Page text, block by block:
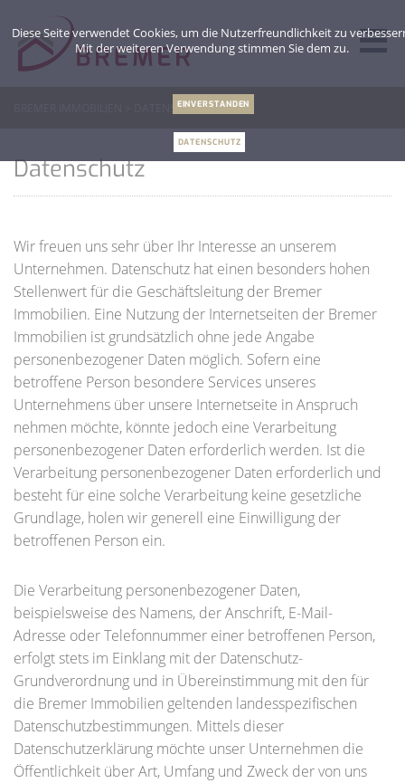
DATENSCHUTZ
Datenschutz
Wir freuen uns sehr über Ihr Interesse an unserem
Unternehmen. Datenschutz hat einen besonders hohen
Stellenwert für die Geschäftsleitung der Bremer
Immobilien. Eine Nutzung der Internetseiten der Bremer
Immobilien ist grundsätzlich ohne jede Angabe
personenbezogener Daten möglich. Sofern eine
betroffene Person besondere Services unseres
Unternehmens über unsere Internetseite in Anspruch
nehmen möchte, könnte jedoch eine Verarbeitung
personenbezogener Daten erforderlich werden. Ist die
Verarbeitung personenbezogener Daten erforderlich und
besteht für eine solche Verarbeitung keine gesetzliche
Grundlage, holen wir generell eine Einwilligung der
betroffenen Person ein.
Die Verarbeitung personenbezogener Daten,
beispielsweise des Namens, der Anschrift, E-Mail-
Adresse oder Telefonnummer einer betroffenen Person,
erfolgt stets im Einklang mit der Datenschutz-
Grundverordnung und in Übereinstimmung mit den für
die Bremer Immobilien geltenden landesspezifischen
Datenschutzbestimmungen. Mittels dieser
Datenschutzerklärung möchte unser Unternehmen die
Öffentlichkeit über Art, Umfang und Zweck der von uns
Diese Seite verwendet Cookies, um die Nutzerfreundlichkeit zu
Mit der weiteren Verwendung stimmen Sie dem zu.
EINVERSTANDEN
DATENSCHUTZ